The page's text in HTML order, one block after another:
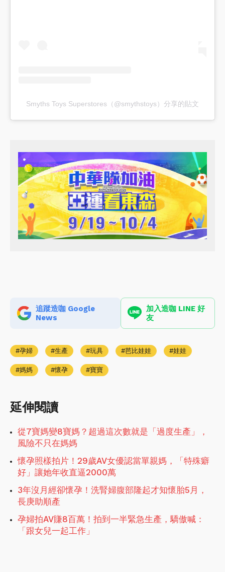
Smyths Toys Superstores（@smythstoys）分享的貼文
追蹤造咖 Google
News
加入造咖 LINE 好
友
孕婦 生產 玩具 芭比娃娃 娃娃
媽媽 懷孕 寶寶
延伸閱讀
從7寶媽變8寶媽？超過這次數就是「過度生產」，
風險不只在媽媽
懷孕照樣拍片！29歲AV女優認當單親媽，「特殊癖
好」讓她年收直逼2000萬
3年沒月經卻懷孕！洗腎婦腹部隆起才知懷胎5月，
長庚助順產
孕婦拍AV賺8百萬！拍到一半緊急生產，驕傲喊：
「跟女兒一起工作」